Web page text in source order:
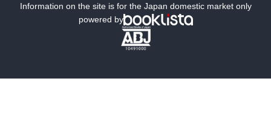
ミステリー SF
文学
Information on the site is for the Japan domestic market only
powered by